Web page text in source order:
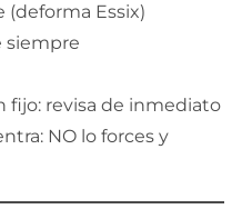
(deforma Essix)
siempre
fijo: revisa de inmediato
NO lo forces y